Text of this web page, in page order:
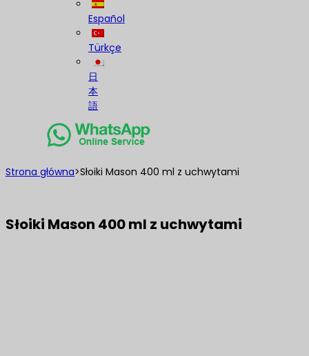
Español
Türkçe
日
本
語
Strona główna>Słoiki Mason 400 ml z uchwytami
Słoiki Mason 400 ml z uchwytami